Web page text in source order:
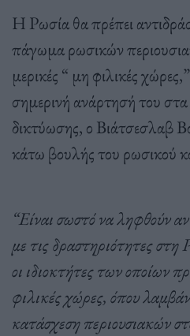
Η Ρωσία θα πρέπει
πάγωμα ρωσικών
μερικές “ μη φιλικές
σημερινή ανάρτησή του
δικτύωσης, ο Βιάτσεσλαβ
κάτω βουλής του ρωσικού
“Είναι σωστό να ληφθούν
με τις δραστηριότητες στη
οι ιδιοκτήτες των οποίων
φιλικές χώρες, όπου
κατάσχεση περιουσιακών